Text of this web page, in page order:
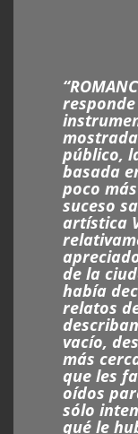
público,
basada
poco
suceso
artística
de la
había
relatos
vacío,
más
que les
oídos
sólo
qué le